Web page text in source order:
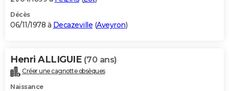
Décès
06/11/1978 à Decazeville (Aveyron)
Henri ALLIGUIE (70 ans)
Créer une cagnotte obsèques
Naissance